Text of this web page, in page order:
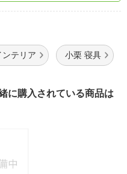
ンテリア 小栗 寝具
に購入されている商品は